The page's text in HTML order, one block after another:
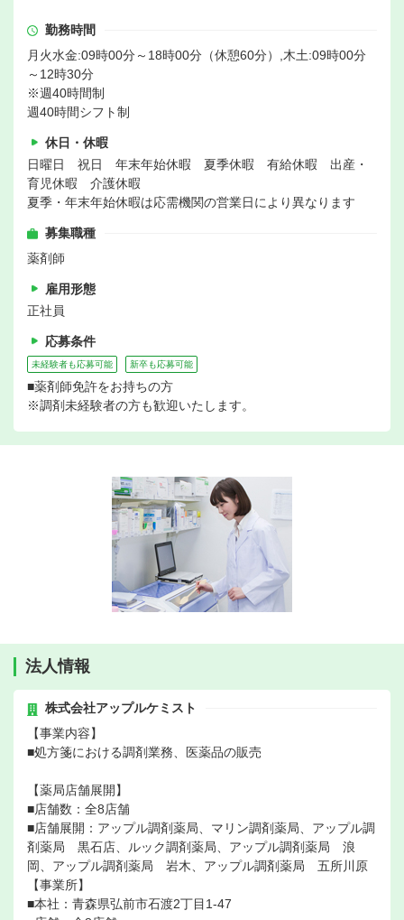
勤務時間
月火水金:09時00分～18時00分（休憩60分）,木土:09時00分
～12時30分
※週40時間制
週40時間シフト制
休日・休暇
日曜日 祝日 年末年始休暇 夏季休暇 有給休暇 出産・
育児休暇 介護休暇
夏季・年末年始休暇は応需機関の営業日により異なります
募集職種
薬剤師
雇用形態
正社員
応募条件
未経験者も応募可能 新卒も応募可能
■薬剤師免許をお持ちの方
※調剤未経験者の方も歓迎いたします。
法人情報
株式会社アップルケミスト
【事業内容】
■処方箋における調剤業務、医薬品の販売
【薬局店舗展開】
■店舗数：全8店舗
■店舗展開：アップル調剤薬局、マリン調剤薬局、アップル調
剤薬局 黒石店、ルック調剤薬局、アップル調剤薬局 浪
岡、アップル調剤薬局 岩木、アップル調剤薬局 五所川原
【事業所】
■本社：青森県弘前市石渡2丁目1-47